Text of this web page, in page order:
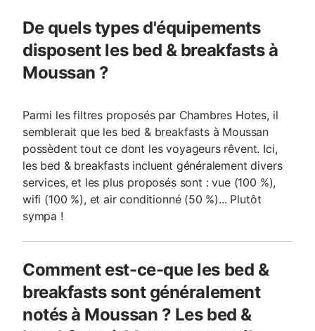
De quels types d'équipements
disposent les bed & breakfasts à
Moussan ?
Parmi les filtres proposés par Chambres Hotes, il
semblerait que les bed & breakfasts à Moussan
possèdent tout ce dont les voyageurs rêvent. Ici,
les bed & breakfasts incluent généralement divers
services, et les plus proposés sont : vue (100 %),
wifi (100 %), et air conditionné (50 %)... Plutôt
sympa !
Comment est-ce-que les bed &
breakfasts sont généralement
notés à Moussan ? Les bed &